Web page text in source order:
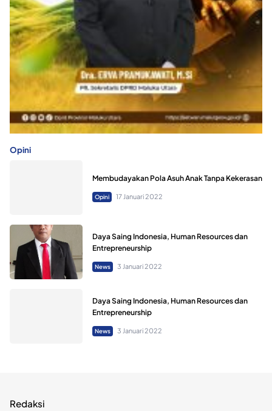
Opini
Membudayakan Pola Asuh Anak Tanpa Kekerasan
Opini 17 Januari 2022
Daya Saing Indonesia, Human Resources dan
Entrepreneurship
News 3 Januari 2022
Daya Saing Indonesia, Human Resources dan
Entrepreneurship
News 3 Januari 2022
Redaksi